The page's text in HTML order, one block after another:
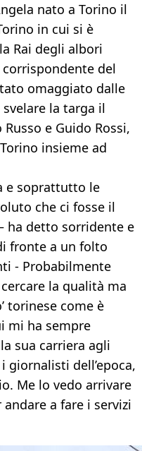
nato a Torino il
in cui si è
Rai degli albori
del
omaggiato dalle
la targa il
e Guido Rossi,
insieme ad
e soprattutto le
che ci fosse il
ha detto sorridente e
fronte a un folto
- Probabilmente
la qualità ma
torinese come è
mi ha sempre
sua carriera agli
dell’epoca,
Me lo vedo arrivare
a fare i servizi